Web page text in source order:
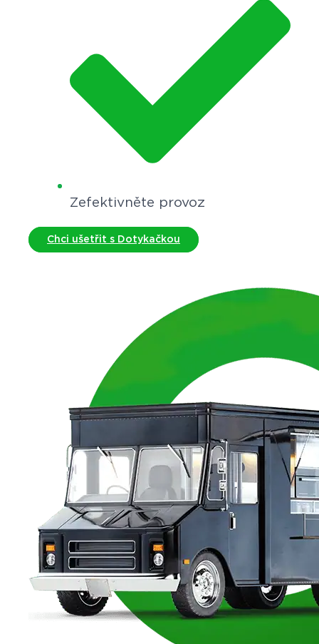
Zefektivněte provoz
Chci ušetřit s Dotykačkou